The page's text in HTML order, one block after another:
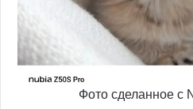
Фото сделанное с